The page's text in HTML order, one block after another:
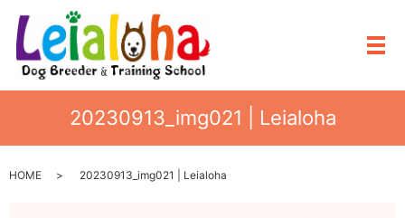
メ
20230913_img021 | Leialoha
HOME 20230913_img021 | Leialoha